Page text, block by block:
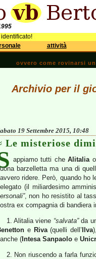
attività
ovvero come rovinarsi
Archivio per il
19 Settembre 2015, 10:48
Le misteriose
appiamo tutti cheAlitalia
barzelletta ma una di
ridere. Però, quando ho
(il miliardesimo
, non ho resistito al
ex compagnia di bandiera
1. Alitalia viene “salvata”da
e Riva(quelli dell’ Ilva
( Intesa Sanpaolo e
2. Non riuscendo a farla